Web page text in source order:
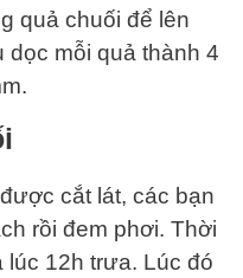
quả chuối để lên
dọc mỗi quả thành 4
cắt lát, các bạn
rồi đem phơi. Thời
lúc 12h trưa. Lúc đó